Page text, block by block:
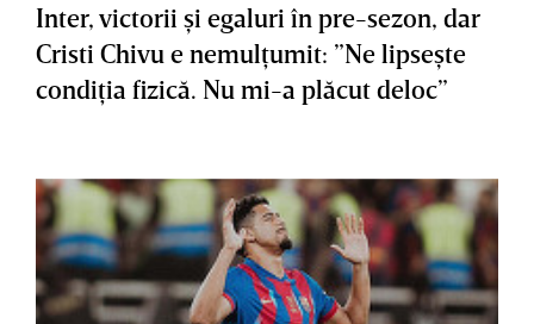
Inter, victorii şi egaluri în pre-sezon, dar
Cristi Chivu e nemulţumit: ”Ne lipseşte
condiţia fizică. Nu mi-a plăcut deloc”